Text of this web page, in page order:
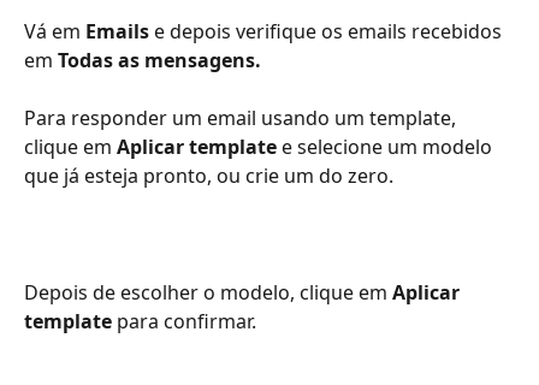
Vá em Emails e depois verifique os emails recebidos
em Todas as mensagens.
Para responder um email usando um template,
clique em Aplicar template e selecione um modelo
que já esteja pronto, ou crie um do zero.
Depois de escolher o modelo, clique em Aplicar
template para confirmar.